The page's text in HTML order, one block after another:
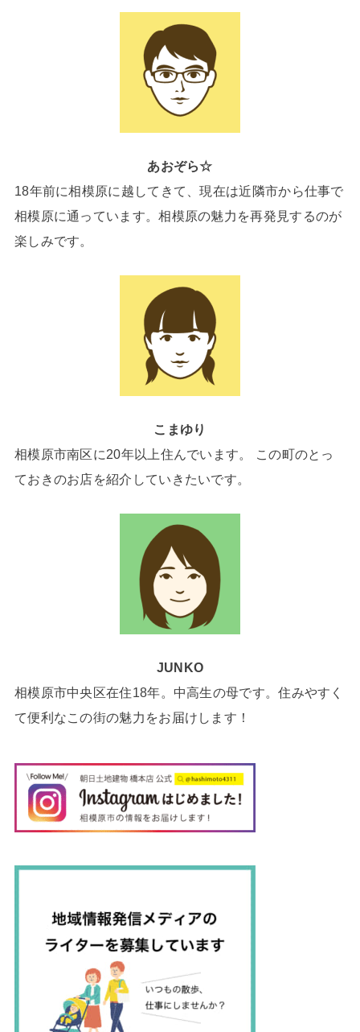
あおぞら☆
18年前に相模原に越してきて、現在は近隣市から仕事で
相模原に通っています。相模原の魅力を再発見するのが
楽しみです。
こまゆり
相模原市南区に20年以上住んでいます。 この町のとっ
ておきのお店を紹介していきたいです。
JUNKO
相模原市中央区在住18年。中高生の母です。住みやすく
て便利なこの街の魅力をお届けします！